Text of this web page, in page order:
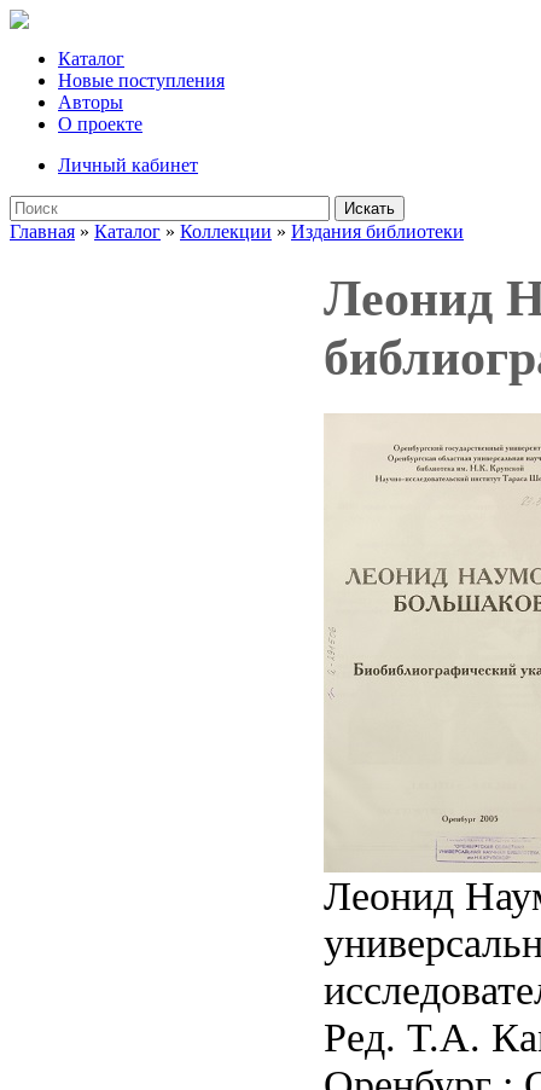
Каталог
Новые поступления
Авторы
О проекте
Личный кабинет
Искать
Главная » Каталог » Коллекции » Издания библиотеки
Леонид
Леонид
Ред. Т.А.